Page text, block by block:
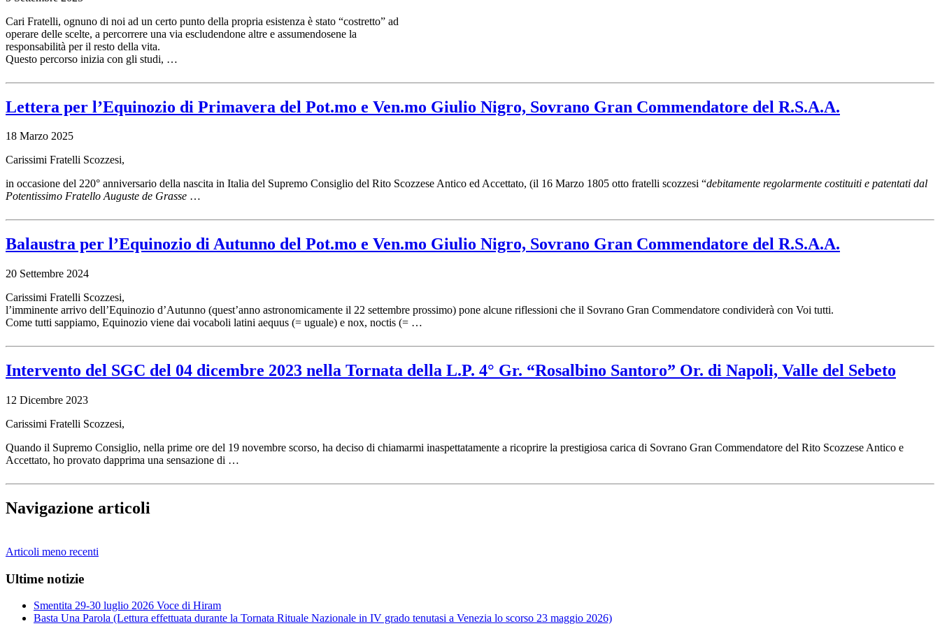
Cari Fratelli, ognuno di noi ad un certo punto della propria esistenza è stato “costretto” ad
operare delle scelte, a percorrere una via escludendone altre e assumendosene la
responsabilità per il resto della vita.
Questo percorso inizia con gli studi, …
Lettera per l’Equinozio di Primavera del Pot.mo e Ven.mo Giulio Nigro, Sovrano Gran Commendatore del R.S.A.A.
18 Marzo 2025
Carissimi Fratelli Scozzesi,
in occasione del 220° anniversario della nascita in Italia del Supremo Consiglio del Rito Scozzese Antico ed Accettato, (il 16 Marzo 1805 otto fratelli scozzesi “debitamente regolarmente costituiti e patentati dal
Potentissimo Fratello Auguste de Grasse …
Balaustra per l’Equinozio di Autunno del Pot.mo e Ven.mo Giulio Nigro, Sovrano Gran Commendatore del R.S.A.A.
20 Settembre 2024
Carissimi Fratelli Scozzesi,
l’imminente arrivo dell’Equinozio d’Autunno (quest’anno astronomicamente il 22 settembre prossimo) pone alcune riflessioni che il Sovrano Gran Commendatore condividerà con Voi tutti.
Come tutti sappiamo, Equinozio viene dai vocaboli latini aequus (= uguale) e nox, noctis (= …
Intervento del SGC del 04 dicembre 2023 nella Tornata della L.P. 4° Gr. “Rosalbino Santoro” Or. di Napoli, Valle del Sebeto
12 Dicembre 2023
Carissimi Fratelli Scozzesi,
Quando il Supremo Consiglio, nella prime ore del 19 novembre scorso, ha deciso di chiamarmi inaspettatamente a ricoprire la prestigiosa carica di Sovrano Gran Commendatore del Rito Scozzese Antico e
Accettato, ho provato dapprima una sensazione di …
Navigazione articoli
Articoli meno recenti
Ultime notizie
Smentita 29-30 luglio 2026 Voce di Hiram
Basta Una Parola (Lettura effettuata durante la Tornata Rituale Nazionale in IV grado tenutasi a Venezia lo scorso 23 maggio 2026)